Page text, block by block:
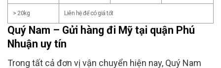
> 20kg Liên hệ để có giá tốt
Quý Nam – Gửi hàng đi Mỹ tại quận Phú
Nhuận uy tín
Trong tất cả đơn vị vận chuyển hiện nay, Quý Nam